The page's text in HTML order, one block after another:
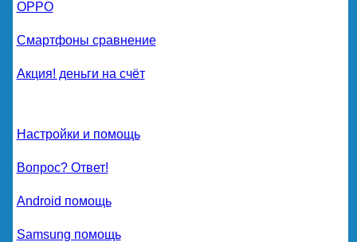
OPPO
Смартфоны сравнение
Акция! деньги на счёт
Настройки и помощь
Вопрос? Ответ!
Android помощь
Samsung помощь